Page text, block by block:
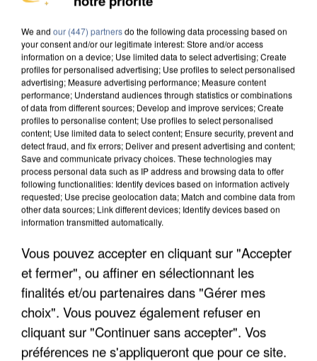
MAFIA INTERPELLÉ EN ALGÉRIE
UN SECOND CADRE DE LA DZ MAFIA
INTERPELLÉ EN ALGÉRIE
We and our (447) partnersdo the following data processing based on
your consent and/or our legitimate interest: Store and/or access
information on a device; Use limited data to select advertising; Create
profiles for personalised advertising; Use profiles to select personalised
advertising; Measure advertising performance; Measure content
performance; Understand audiences through statistics or combinations
of data from different sources; Develop and improve services; Create
profiles to personalise content; Use profiles to select personalised
content; Use limited data to select content; Ensure security, prevent and
detect fraud, and fix errors; Deliver and present advertising and content;
Save and communicate privacy choices. These technologies may
process personal data such as IP address and browsing data to offer
following functionalities: Identify devices based on information actively
requested; Use precise geolocation data; Match and combine data from
other data sources; Link different devices; Identify devices based on
information transmitted automatically.
Vous pouvez accepter en cliquant sur "Accepter
et fermer", ou affiner en sélectionnant les
finalités et/ou partenaires dans "Gérer mes
choix". Vous pouvez également refuser en
cliquant sur "Continuer sans accepter". Vos
préférences ne s'appliqueront que pour ce site.